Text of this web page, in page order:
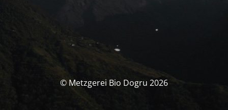
© Metzgerei Bio Dogru 2026